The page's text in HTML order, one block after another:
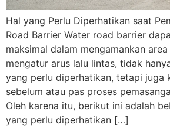
Hal yang Perlu Diperhatikan saat
Road Barrier Water road barrier
maksimal dalam mengamankan
mengatur arus lalu lintas, tidak
yang perlu diperhatikan, tetapi juga
sebelum atau pas proses
Oleh karena itu, berikut ini adalah
yang perlu diperhatikan […]